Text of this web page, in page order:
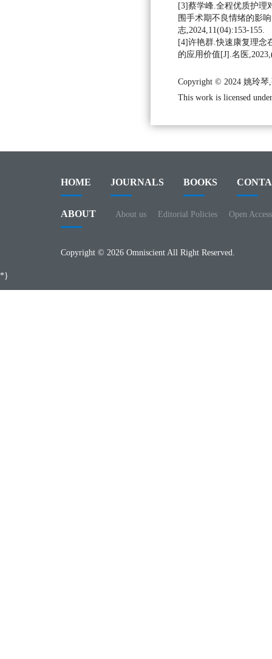
[3]蔡学峰.全程优质护理
围手术期不良情绪的影
志,2024,11(04):153-155.
[4]许艳群.快速康复理念
的应用价值[J].名医
Copyright © 2024 姚玲
This work is licensed
HOME JOURNALS BOOKS
ABOUT About us Editorial Policies Open
Copyright © 2026 Omniscient All Right Reserved.
*}